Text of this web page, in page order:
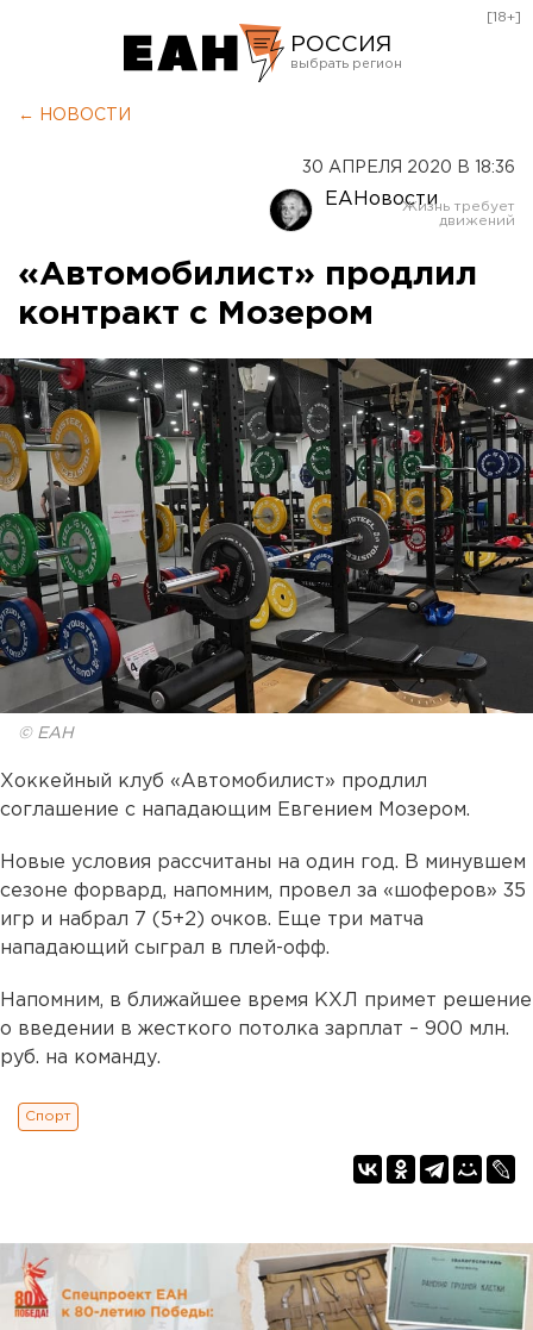
РОССИЯ
Оренбург
[18+]
← НОВОСТИ
30 АПРЕЛЯ 2020 В 18:36
ЕАНовости
«Автомобилист» продлил
контракт с Мозером
© ЕАН
Хоккейный клуб «Автомобилист» продлил
соглашение с нападающим Евгением Мозером.
Новые условия рассчитаны на один год. В минувшем
сезоне форвард, напомним, провел за «шоферов» 35
игр и набрал 7 (5+2) очков. Еще три матча
нападающий сыграл в плей-офф.
Напомним, в ближайшее время КХЛ примет решение
о введении в жесткого потолка зарплат – 900 млн.
руб. на команду.
Спорт